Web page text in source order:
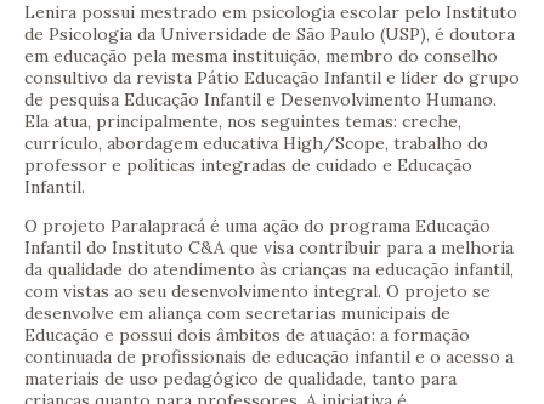
Lenira possui mestrado em psicologia escolar pelo Instituto
de Psicologia da Universidade de São Paulo (USP), é doutora
em educação pela mesma instituição, membro do conselho
consultivo da revista Pátio Educação Infantil e líder do grupo
de pesquisa Educação Infantil e Desenvolvimento Humano.
Ela atua, principalmente, nos seguintes temas: creche,
currículo, abordagem educativa High/Scope, trabalho do
professor e políticas integradas de cuidado e Educação
Infantil.
O projeto Paralapracá é uma ação do programa Educação
Infantil do Instituto C&A que visa contribuir para a melhoria
da qualidade do atendimento às crianças na educação infantil,
com vistas ao seu desenvolvimento integral. O projeto se
desenvolve em aliança com secretarias municipais de
Educação e possui dois âmbitos de atuação: a formação
continuada de profissionais de educação infantil e o acesso a
materiais de uso pedagógico de qualidade, tanto para